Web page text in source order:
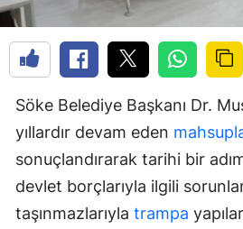
Söke Belediye Başkanı Dr.
yıllardır devam eden
sonuçlandırarak tarihi bir
devlet borçlarıyla ilgili
taşınmazlarıyla trampa